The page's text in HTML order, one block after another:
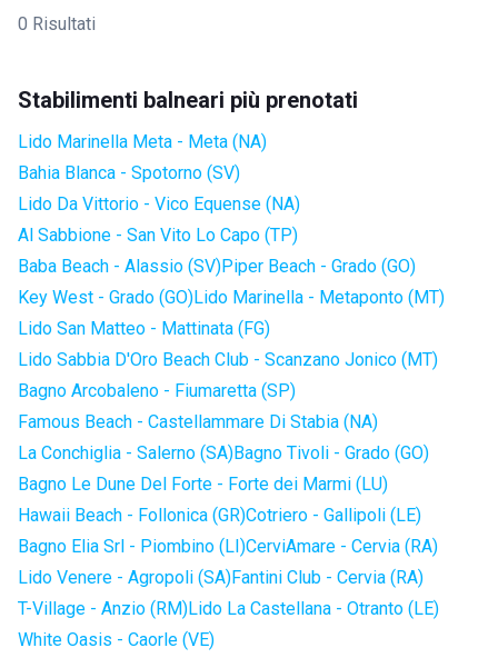
0 Risultati
Stabilimenti balneari più prenotati
Lido Marinella Meta - Meta (NA)
Bahia Blanca - Spotorno (SV)
Lido Da Vittorio - Vico Equense (NA)
Al Sabbione - San Vito Lo Capo (TP)
Baba Beach - Alassio (SV)Piper Beach - Grado (GO)
Key West - Grado (GO)Lido Marinella - Metaponto (MT)
Lido San Matteo - Mattinata (FG)
Lido Sabbia D'Oro Beach Club - Scanzano Jonico (MT)
Bagno Arcobaleno - Fiumaretta (SP)
Famous Beach - Castellammare Di Stabia (NA)
La Conchiglia - Salerno (SA)Bagno Tivoli - Grado (GO)
Bagno Le Dune Del Forte - Forte dei Marmi (LU)
Hawaii Beach - Follonica (GR)Cotriero - Gallipoli (LE)
Bagno Elia Srl - Piombino (LI)CerviAmare - Cervia (RA)
Lido Venere - Agropoli (SA)Fantini Club - Cervia (RA)
T-Village - Anzio (RM)Lido La Castellana - Otranto (LE)
White Oasis - Caorle (VE)